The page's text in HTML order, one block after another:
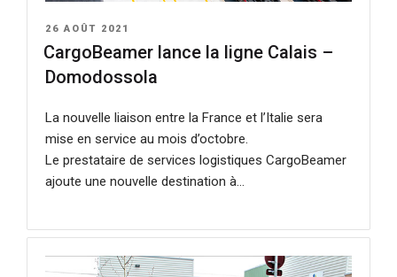
PUBLIÉ
LE
26 AOÛT 2021
CargoBeamer lance la ligne Calais –
Domodossola
La nouvelle liaison entre la France et l’Italie sera
mise en service au mois d’octobre.
Le prestataire de services logistiques CargoBeamer
ajoute une nouvelle destination à…